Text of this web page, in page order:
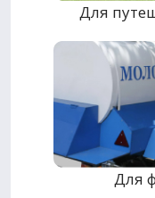
Для
Для